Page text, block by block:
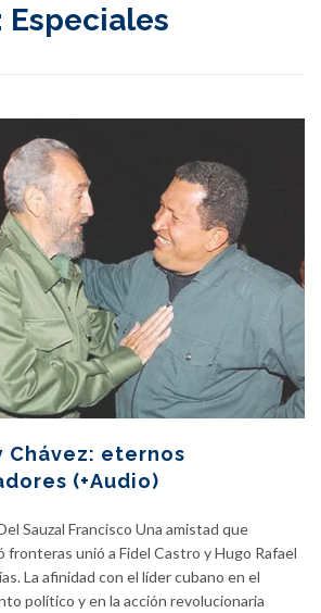
Especiales
Chávez: eternos
(+Audio)
Sauzal Francisco Una amistad que
fronteras unió a Fidel Castro y Hugo Rafael
La afinidad con el líder cubano en el
político y en la acción revolucionaria